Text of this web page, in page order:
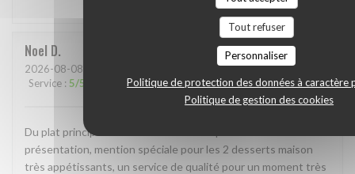
Tout refuser
Personnaliser
Politique de protection des données à caractère
Politique de gestion des cookies
Noel D
2026-08-08
Service : 5/5 Ambiance: 4/5 Cuisine: 4/5 Qualité / Prix:4/5
Du plat principal au dessert excellents produits et très belle
présentation, mention spéciale pour les 2 desserts maison
très appétissants, un service de qualité pour un moment très